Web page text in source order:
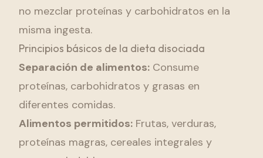
no mezclar proteínas y carbohidratos en la
misma ingesta.
Principios básicos de la dieta disociada
Separación de alimentos: Consume
proteínas, carbohidratos y grasas en
diferentes comidas.
Alimentos permitidos: Frutas, verduras,
proteínas magras, cereales integrales y